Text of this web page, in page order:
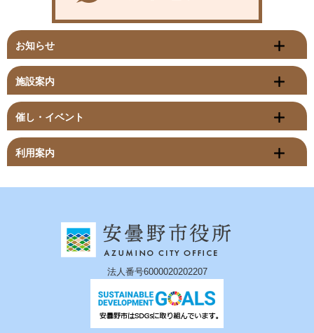
お知らせ
施設案内
催し・イベント
利用案内
法人番号6000020202207